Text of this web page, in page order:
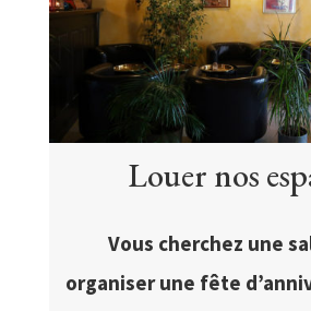
Louer nos
Vous cherchez une
organiser une fête